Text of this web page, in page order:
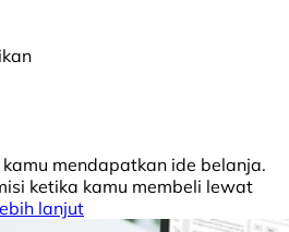
mendapatkan ide belanja.
ketika kamu membeli lewat
lanjut